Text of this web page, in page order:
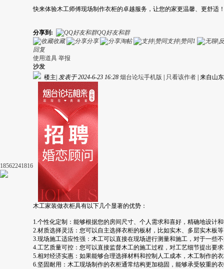
快来体验木工师傅现场制作衣柜的卓越服务，让您的家更温馨、更舒适
分享到:
QQ好友和群
收藏
分享 淘帖 支持|赞同1
回复
使用道具 举报
18562241816
沙发
楼主 发表于 2024-6-23 16:28 烟台论坛手机版 只看该作者 来自山东
木工家装做衣柜具有以下几个显著的优势：
1.个性化定制：能够根据您的房间尺寸、个人需求和喜好，精确地设计
2.材质选择灵活：您可以自主选择衣柜的板材，比如实木、多层实木板
3.现场施工适应性强：木工可以直接在现场进行测量和施工，对于一些
4.工艺质量可控：您可以直接监督木工的施工过程，对工艺细节提出要
5.相对经济实惠：如果能够合理选择材料和控制人工成本，木工制作的
6.坚固耐用：木工现场制作的衣柜通常结构更加稳固，能够承受较重的